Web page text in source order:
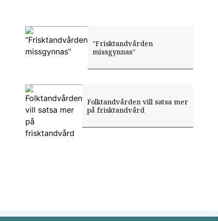
”Frisktandvården
missgynnas”
Folktandvården vill satsa mer
på frisktandvård